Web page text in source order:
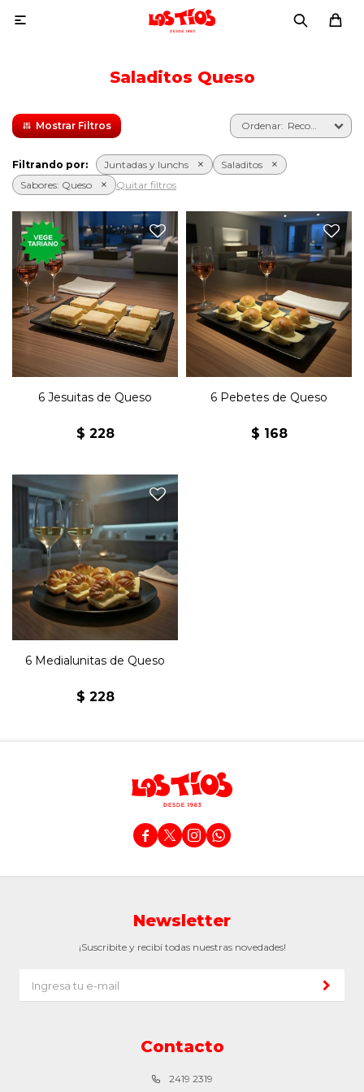

Saladitos Queso
Recomendados
Filtrando por: Juntadas y lunchs
Saladitos
Sabores: Queso Quitar filtros
Seis clásicos jesuitas rellenos
de queso con manteca.
6 Jesuitas de Queso
$ 228
Seis pebetes con queso y
manteca.
6 Pebetes de Queso
$ 168
Seis medialunas de copetín
con queso y manteca.
6 Medialunitas de Queso
$ 228
   
Contacto
2419 2319
Newsletter
¡Suscribite y recibí todas nuestras novedades!